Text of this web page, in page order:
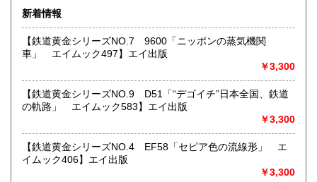
沖縄県
★★ご質問、ご要望はご注文前にお問合せ下さい。★★
★★電話・FAXでの在庫、状態確認及びご注文には対応しま
せん。
すべての方にメールでのお問い合わせを御案内してい
★★メールでのお問い合わせは、用件のみの場合スパムメー
ルと判断して返信いたしません。お名前もお願いいたしま
沿線名：★★電話・FAXでの在庫、状態確認及びご注文には
対応しません。お電話を頂いてもすべての方にメールでのお
新着情報
【鉄道黄金シリーズNO.7 9600「ニッポンの蒸気機関
車」 エイムック497】エイ出版
￥3,300
【鉄道黄金シリーズNO.9 D51「“デゴイチ”日本全国、鉄道
の軌路」 エイムック583】エイ出版
￥3,300
【鉄道黄金シリーズNO.4 EF58「セピア色の流線形」 エ
イムック406】エイ出版
￥3,300